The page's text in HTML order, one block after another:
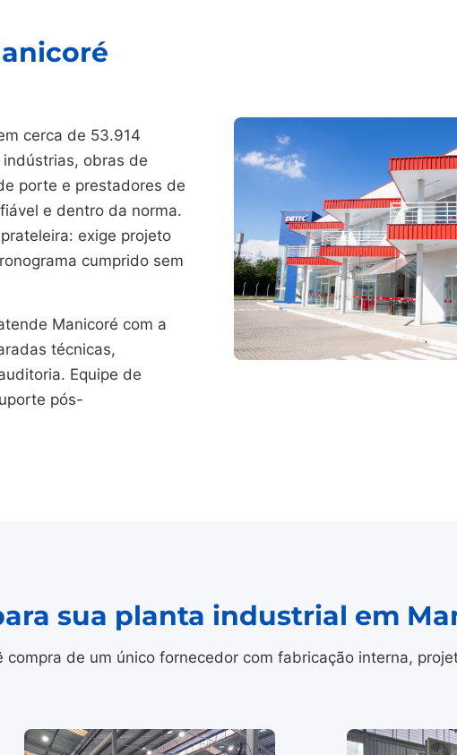
cerca de 53.914
obras de
porte e prestadores de
e dentro da norma.
exige projeto
cumprido sem
Manicoré com a
técnicas,
Equipe de
pós-
sua planta industrial em
compra de um único fornecedor com fabricação interna,